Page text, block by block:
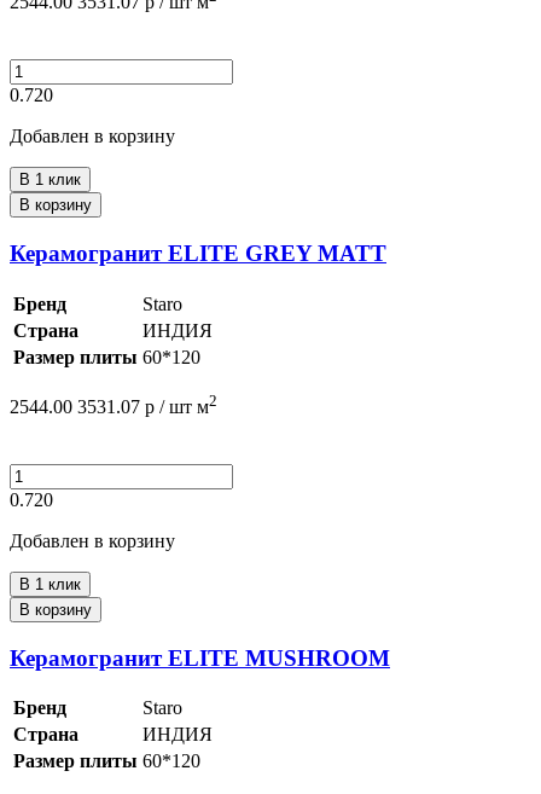
0.720
Добавлен в корзину
В 1 клик
В корзину
Керамогранит ELITE GREY MATT
Бренд
Staro
Страна
ИНДИЯ
Размер плиты 60*120
2544.00 3531.07 р / шт м2
0.720
Добавлен в корзину
В 1 клик
В корзину
Керамогранит ELITE MUSHROOM
Бренд
Staro
Страна
ИНДИЯ
Размер плиты 60*120